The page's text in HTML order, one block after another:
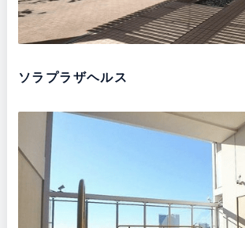
ソラプラザヘルス